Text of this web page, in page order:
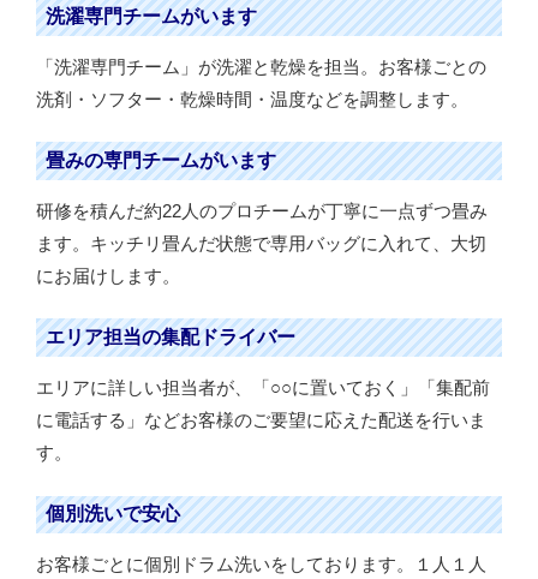
洗濯専門チームがいます
「洗濯専門チーム」が洗濯と乾燥を担当。お客様ごとの
洗剤・ソフター・乾燥時間・温度などを調整します。
畳みの専門チームがいます
研修を積んだ約22人のプロチームが丁寧に一点ずつ畳み
ます。キッチリ畳んだ状態で専用バッグに入れて、大切
にお届けします。
エリア担当の集配ドライバー
エリアに詳しい担当者が、「○○に置いておく」「集配前
に電話する」などお客様のご要望に応えた配送を行いま
す。
個別洗いで安心
お客様ごとに個別ドラム洗いをしております。１人１人